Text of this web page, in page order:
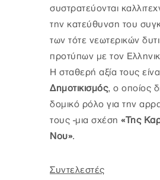
συστρατεύονται
την κατεύθυνση του
των τότε νεωτερικών
προτύπων με τον
Η σταθερή αξία τους
Δημοτικισμός, ο οποίος
δομικό ρόλο για την
τους -μια σχέση «Της
Νου».
Συντελεστές